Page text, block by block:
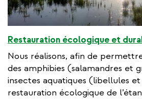
Restauration écologique et
Nous réalisons, afin de
des amphibies (salamandres et
insectes aquatiques (libellules
restauration écologique de